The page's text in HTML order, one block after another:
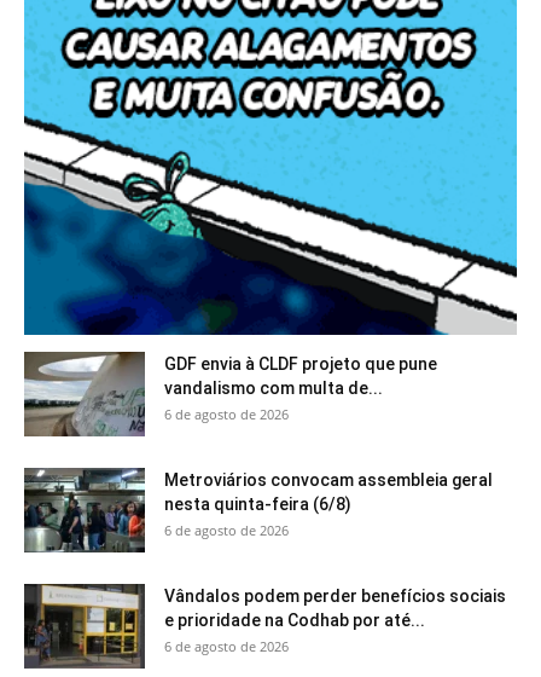
GDF envia à CLDF projeto que pune
vandalismo com multa de...
6 de agosto de 2026
Metroviários convocam assembleia geral
nesta quinta-feira (6/8)
6 de agosto de 2026
Vândalos podem perder benefícios sociais
e prioridade na Codhab por até...
6 de agosto de 2026